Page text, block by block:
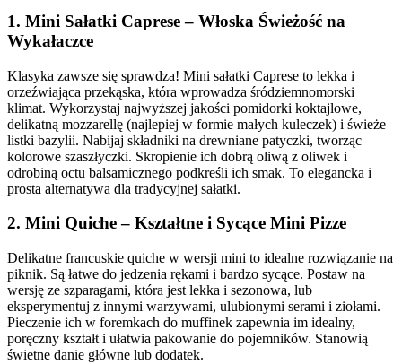
1. Mini Sałatki Caprese – Włoska Świeżość na
Wykałaczce
Klasyka zawsze się sprawdza! Mini sałatki Caprese to lekka i
orzeźwiająca przekąska, która wprowadza śródziemnomorski
klimat. Wykorzystaj najwyższej jakości pomidorki koktajlowe,
delikatną mozzarellę (najlepiej w formie małych kuleczek) i świeże
listki bazylii. Nabijaj składniki na drewniane patyczki, tworząc
kolorowe szaszłyczki. Skropienie ich dobrą oliwą z oliwek i
odrobiną octu balsamicznego podkreśli ich smak. To elegancka i
prosta alternatywa dla tradycyjnej sałatki.
2. Mini Quiche – Kształtne i Sycące Mini Pizze
Delikatne francuskie quiche w wersji mini to idealne rozwiązanie na
piknik. Są łatwe do jedzenia rękami i bardzo sycące. Postaw na
wersję ze szparagami, która jest lekka i sezonowa, lub
eksperymentuj z innymi warzywami, ulubionymi serami i ziołami.
Pieczenie ich w foremkach do muffinek zapewnia im idealny,
poręczny kształt i ułatwia pakowanie do pojemników. Stanowią
świetne danie główne lub dodatek.